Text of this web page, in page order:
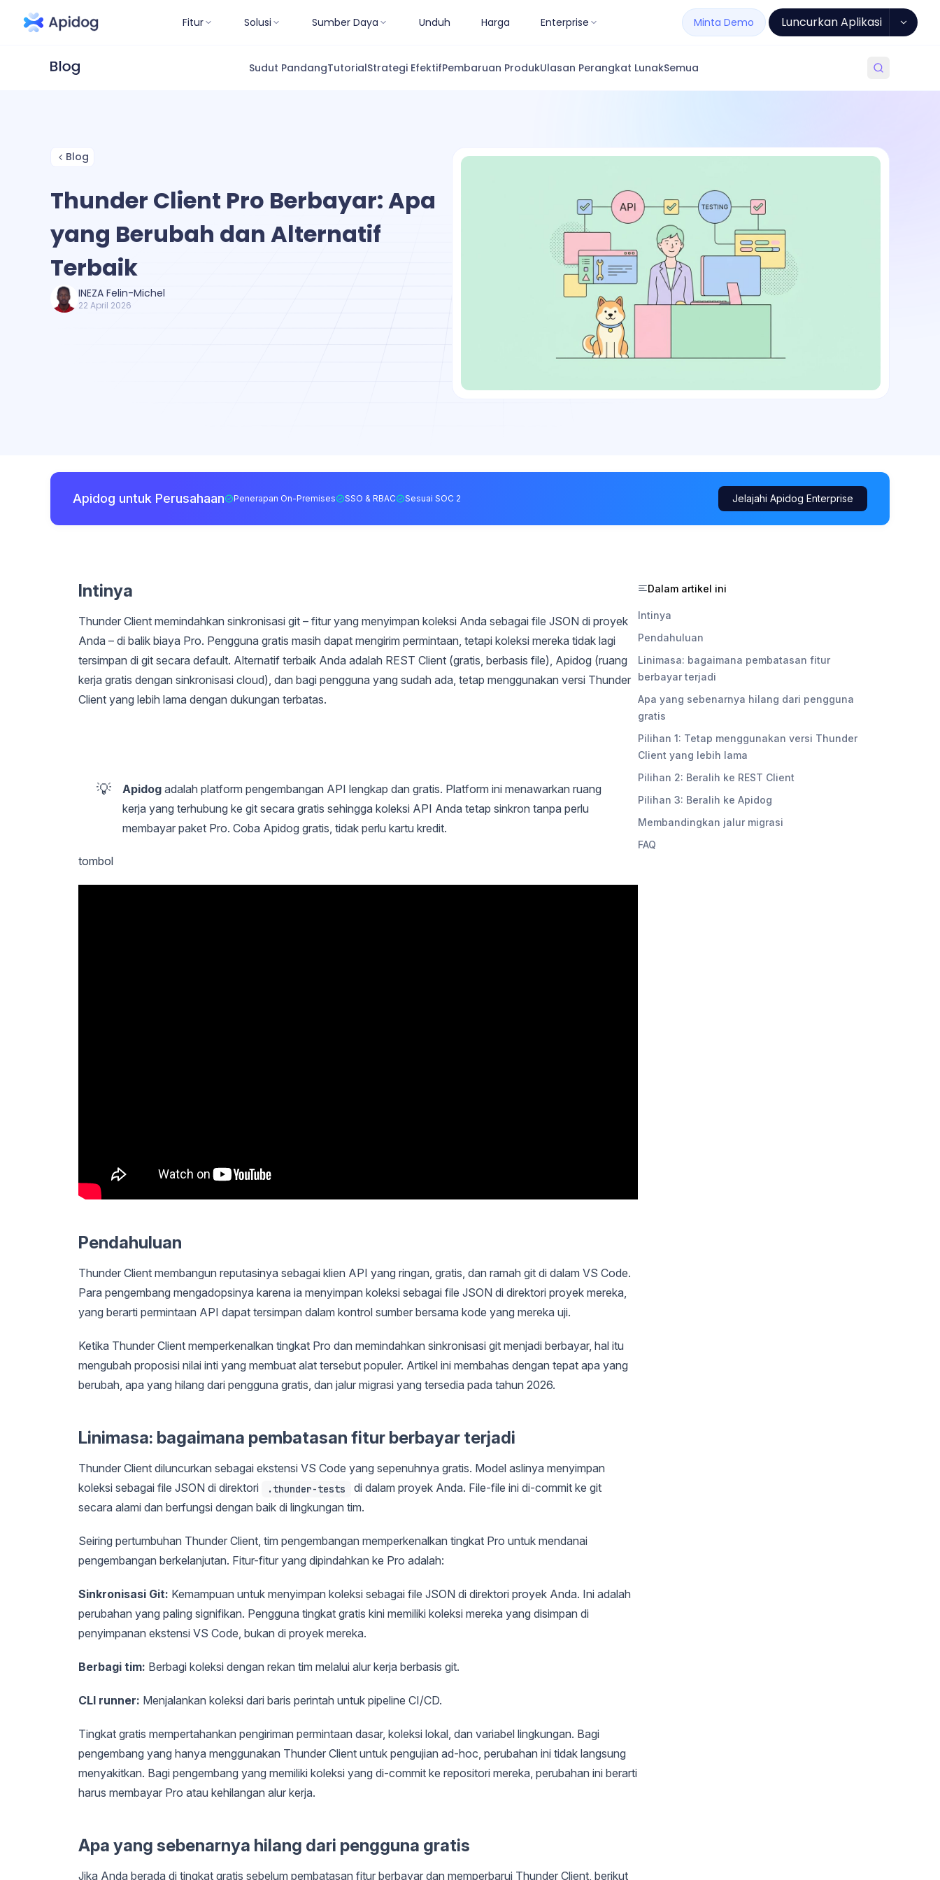
Fitur Solusi Sumber Daya Unduh Harga Enterprise Minta Demo Luncurkan Aplikasi
Sudut PandangTutorialStrategi EfektifPembaruan ProdukUlasan Perangkat LunakSemua
Blog
Thunder Client Pro Berbayar: Apa
yang Berubah dan Alternatif
Terbaik
INEZA Felin-Michel
22 April 2026
Apidog untuk Perusahaan Penerapan On-Premises SSO & RBAC Sesuai SOC 2 Jelajahi Apidog Enterprise
Intinya
Thunder Client memindahkan sinkronisasi git – fitur yang menyimpan koleksi Anda sebagai file JSON di proyek
Anda – di balik biaya Pro. Pengguna gratis masih dapat mengirim permintaan, tetapi koleksi mereka tidak lagi
tersimpan di git secara default. Alternatif terbaik Anda adalah REST Client (gratis, berbasis file), Apidog (ruang
kerja gratis dengan sinkronisasi cloud), dan bagi pengguna yang sudah ada, tetap menggunakan versi Thunder
Client yang lebih lama dengan dukungan terbatas.
💡 Apidog adalah platform pengembangan API lengkap dan gratis. Platform ini menawarkan ruang
kerja yang terhubung ke git secara gratis sehingga koleksi API Anda tetap sinkron tanpa perlu
membayar paket Pro. Coba Apidog gratis, tidak perlu kartu kredit.
tombol
Pendahuluan
Thunder Client membangun reputasinya sebagai klien API yang ringan, gratis, dan ramah git di dalam VS Code.
Para pengembang mengadopsinya karena ia menyimpan koleksi sebagai file JSON di direktori proyek mereka,
yang berarti permintaan API dapat tersimpan dalam kontrol sumber bersama kode yang mereka uji.
Ketika Thunder Client memperkenalkan tingkat Pro dan memindahkan sinkronisasi git menjadi berbayar, hal itu
mengubah proposisi nilai inti yang membuat alat tersebut populer. Artikel ini membahas dengan tepat apa yang
berubah, apa yang hilang dari pengguna gratis, dan jalur migrasi yang tersedia pada tahun 2026.
Linimasa: bagaimana pembatasan fitur berbayar terjadi
Thunder Client diluncurkan sebagai ekstensi VS Code yang sepenuhnya gratis. Model aslinya menyimpan
koleksi sebagai file JSON di direktori
.thunder-tests
di dalam proyek Anda. File-file ini di-commit ke git
secara alami dan berfungsi dengan baik di lingkungan tim.
Seiring pertumbuhan Thunder Client, tim pengembangan memperkenalkan tingkat Pro untuk mendanai
pengembangan berkelanjutan. Fitur-fitur yang dipindahkan ke Pro adalah:
Sinkronisasi Git: Kemampuan untuk menyimpan koleksi sebagai file JSON di direktori proyek Anda. Ini adalah
perubahan yang paling signifikan. Pengguna tingkat gratis kini memiliki koleksi mereka yang disimpan di
penyimpanan ekstensi VS Code, bukan di proyek mereka.
Berbagi tim: Berbagi koleksi dengan rekan tim melalui alur kerja berbasis git.
CLI runner: Menjalankan koleksi dari baris perintah untuk pipeline CI/CD.
Tingkat gratis mempertahankan pengiriman permintaan dasar, koleksi lokal, dan variabel lingkungan. Bagi
pengembang yang hanya menggunakan Thunder Client untuk pengujian ad-hoc, perubahan ini tidak langsung
menyakitkan. Bagi pengembang yang memiliki koleksi yang di-commit ke repositori mereka, perubahan ini berarti
harus membayar Pro atau kehilangan alur kerja.
Apa yang sebenarnya hilang dari pengguna gratis
Jika Anda berada di tingkat gratis sebelum pembatasan fitur berbayar dan memperbarui Thunder Client, berikut
Dalam artikel ini
Intinya
Pendahuluan
Linimasa: bagaimana pembatasan fitur
berbayar terjadi
Apa yang sebenarnya hilang dari pengguna
gratis
Pilihan 1: Tetap menggunakan versi Thunder
Client yang lebih lama
Pilihan 2: Beralih ke REST Client
Pilihan 3: Beralih ke Apidog
Membandingkan jalur migrasi
FAQ